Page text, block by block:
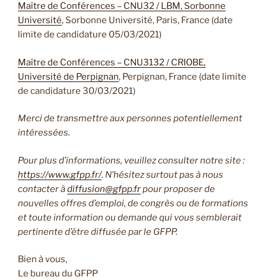
Maître de Conférences – CNU32 / LBM, Sorbonne
Université, Sorbonne Université, Paris, France (date
limite de candidature 05/03/2021)
Maître de Conférences – CNU3132 / CRIOBE,
Université de Perpignan, Perpignan, France (date limite
de candidature 30/03/2021)
Merci de transmettre aux personnes potentiellement
intéressées.
Pour plus d’informations, veuillez consulter notre site :
https://www.gfpp.fr/. N’hésitez surtout pas à nous
contacter àdiffusion@gfpp.frpour proposer de
nouvelles offres d’emploi, de congrès ou de formations
et toute information ou demande qui vous semblerait
pertinente d’être diffusée par le GFPP.
Bien à vous,
Le bureau du GFPP